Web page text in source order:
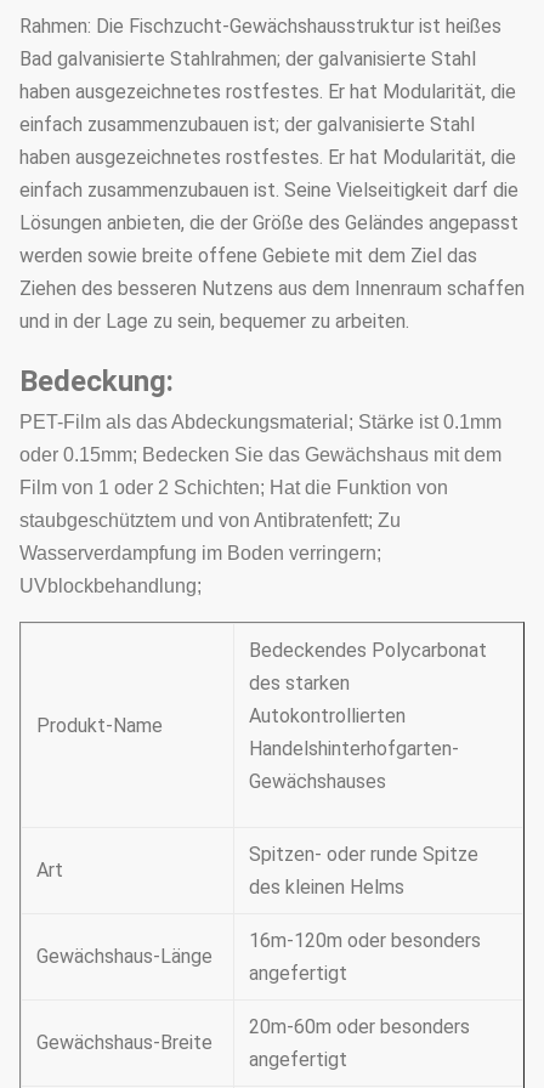
Rahmen: Die Fischzucht-Gewächshausstruktur ist heißes
Bad galvanisierte Stahlrahmen; der galvanisierte Stahl
haben ausgezeichnetes rostfestes. Er hat Modularität, die
einfach zusammenzubauen ist; der galvanisierte Stahl
haben ausgezeichnetes rostfestes. Er hat Modularität, die
einfach zusammenzubauen ist. Seine Vielseitigkeit darf die
Lösungen anbieten, die der Größe des Geländes angepasst
werden sowie breite offene Gebiete mit dem Ziel das
Ziehen des besseren Nutzens aus dem Innenraum schaffen
und in der Lage zu sein, bequemer zu arbeiten.
Bedeckung:
PET-Film als das Abdeckungsmaterial; Stärke ist 0.1mm
oder 0.15mm; Bedecken Sie das Gewächshaus mit dem
Film von 1 oder 2 Schichten; Hat die Funktion von
staubgeschütztem und von Antibratenfett; Zu
Wasserverdampfung im Boden verringern;
UVblockbehandlung;
Produkt-Name
Bedeckendes Polycarbonat
des starken
Autokontrollierten
Handelshinterhofgarten-
Gewächshauses
Art
Spitzen- oder runde Spitze
des kleinen Helms
Gewächshaus-Länge
16m-120m oder besonders
angefertigt
Gewächshaus-Breite
20m-60m oder besonders
angefertigt